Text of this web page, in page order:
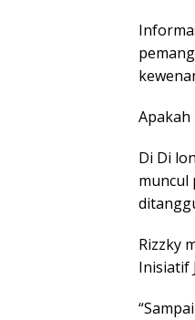
Apakah
Di Di
muncul
Rizzky
Inisiatif